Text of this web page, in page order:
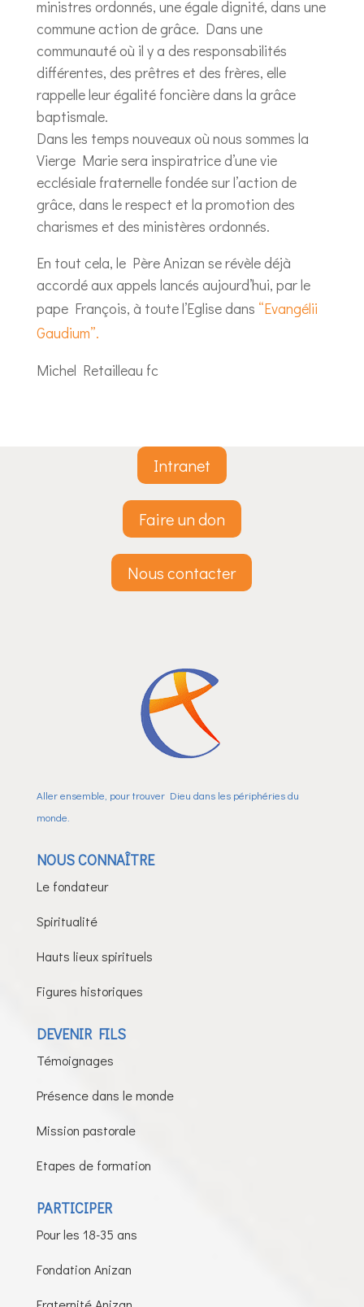
ministres ordonnés, une égale dignité, dans une
commune action de grâce. Dans une
communauté où il y a des responsabilités
différentes, des prêtres et des frères, elle
rappelle leur égalité foncière dans la grâce
baptismale.
Dans les temps nouveaux où nous sommes la
Vierge Marie sera inspiratrice d’une vie
ecclésiale fraternelle fondée sur l’action de
grâce, dans le respect et la promotion des
charismes et des ministères ordonnés.
En tout cela, le Père Anizan se révèle déjà
accordé aux appels lancés aujourd’hui, par le
pape François, à toute l’Eglise dans “Evangélii
Gaudium”.
Michel Retailleau fc
Intranet
Faire un don
Nous contacter
Aller ensemble, pour trouver Dieu dans les périphéries du
monde.
NOUS CONNAÎTRE
Le fondateur
Spiritualité
Hauts lieux spirituels
Figures historiques
DEVENIR FILS
Témoignages
Présence dans le monde
Mission pastorale
Etapes de formation
PARTICIPER
Pour les 18-35 ans
Fondation Anizan